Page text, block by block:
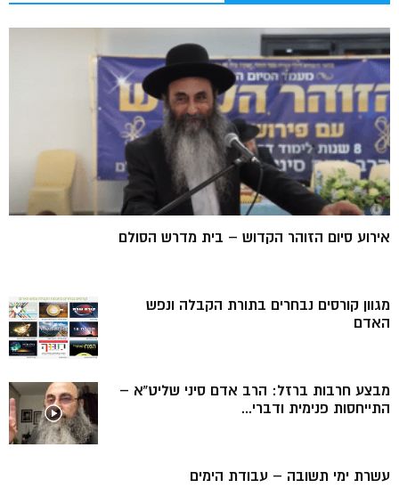
אירוע סיום הזוהר הקדוש – בית מדרש הסולם
מגוון קורסים נבחרים בתורת הקבלה ונפש
האדם
מבצע חרבות ברזל: הרב אדם סיני שליט”א –
התייחסות פנימית ודברי...
עשרת ימי תשובה – עבודת הימים